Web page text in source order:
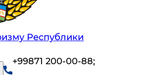
Республики
+99871 200-00-88;